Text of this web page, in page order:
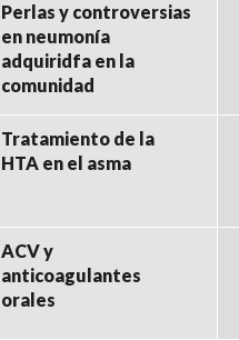
Perlas y controversias
en neumonía
adquiridfa en la
comunidad
Tratamiento de la
HTA en el asma
ACV y
anticoagulantes
orales